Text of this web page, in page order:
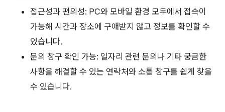
접근성과 편의성: PC와 모바일 환경 모두에서 접속이
가능해 시간과 장소에 구애받지 않고 정보를 확인할 수
있습니다.
문의 창구 확인 가능: 일자리 관련 문의나 기타 궁금한
사항을 해결할 수 있는 연락처와 소통 창구를 쉽게 찾을
수 있습니다.